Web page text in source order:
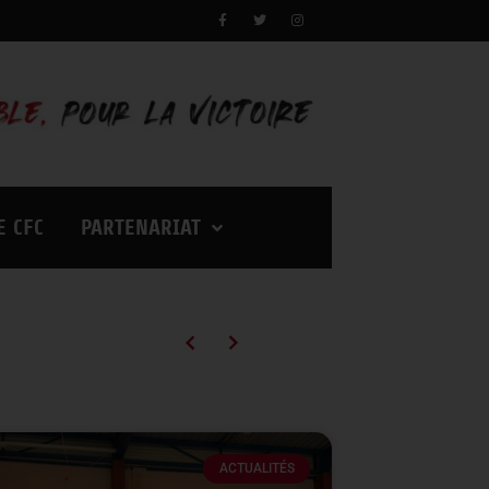
CFC PARTENARIAT
ACTUALITÉS